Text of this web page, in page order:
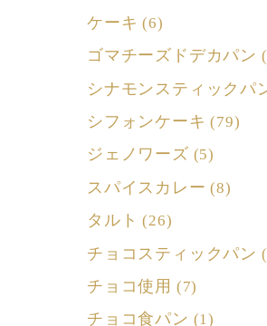
ケーキ (6)
ゴマチーズドデカパン
シナモンスティックパ
シフォンケーキ (79)
ジェノワーズ (5)
スパイスカレー (8)
タルト (26)
チョコスティックパン
チョコ使用 (7)
チョコ食パン (1)